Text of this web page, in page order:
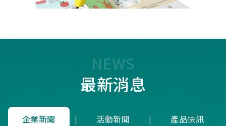
NEWS
最新消息
企業新聞 | 活動新聞 | 產品快訊